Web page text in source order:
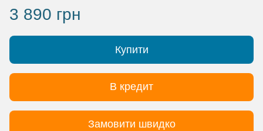
3 890 грн
Купити
В кредит
Замовити швидко